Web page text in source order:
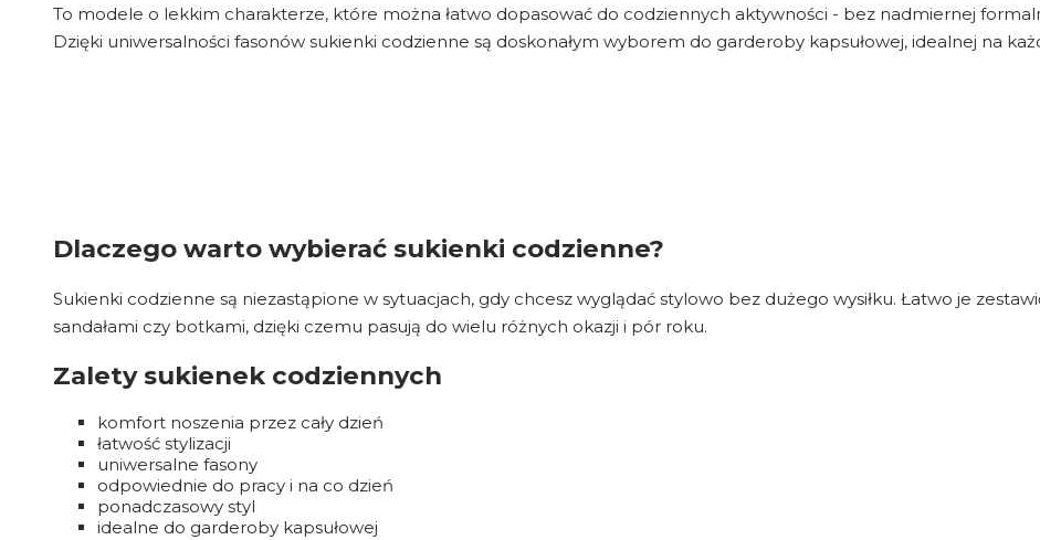
To modele o lekkim charakterze, które można łatwo dopasować do codziennych aktywności - bez nadmiernej
Dzięki uniwersalności fasonów sukienki codzienne są doskonałym wyborem do garderoby kapsułowej, idealnej na
Dlaczego warto wybierać sukienki codzienne?
Sukienki codzienne są niezastąpione w sytuacjach, gdy chcesz wyglądać stylowo bez dużego wysiłku. Łatwo je
sandałami czy botkami, dzięki czemu pasują do wielu różnych okazji i pór roku.
Zalety sukienek codziennych
komfort noszenia przez cały dzień
łatwość stylizacji
uniwersalne fasony
odpowiednie do pracy i na co dzień
ponadczasowy styl
idealne do garderoby kapsułowej